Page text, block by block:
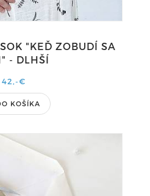
"KEĎ ZOBUDÍ SA
- DLHŠÍ
42,-€
KOŠÍKA